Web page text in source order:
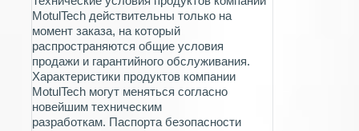
MotulTech действительны только на
момент заказа, на который
распространяются общие условия
продажи и гарантийного обслуживания.
Характеристики продуктов компании
MotulTech могут меняться согласно
новейшим техническим
разработкам. Паспорта безопасности